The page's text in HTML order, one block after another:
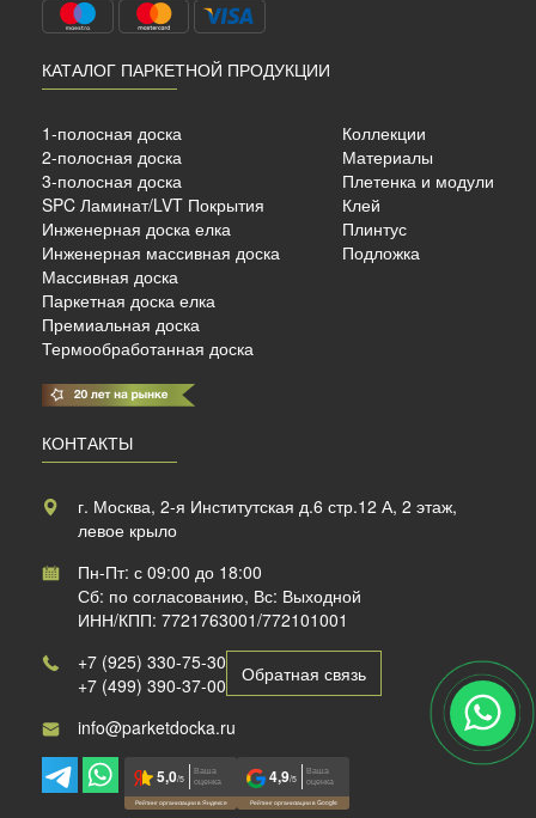
м²
КАТАЛОГ ПАРКЕТНОЙ ПРОДУКЦИИ
1-полосная доска
2-полосная доска
3-полосная доска
SPC Ламинат/LVT Покрытия
Инженерная доска елка
Инженерная массивная доска
Массивная доска
Паркетная доска елка
Премиальная доска
Термообработанная доска
Коллекции
Материалы
Плетенка и модули
Клей
Плинтус
Подложка
КОНТАКТЫ
г. Москва, 2-я Институтская д.6 стр.12 А, 2 этаж,
левое крыло
Пн-Пт: с 09:00 до 18:00
Сб: по согласованию, Вс: Выходной
ИНН/КПП: 7721763001/772101001
+7 (925) 330-75-30
+7 (499) 390-37-00
Обратная связь
info@parketdocka.ru
5,0/5
Ваша
оценка
Рейтинг организации в Яндексе
4,9/5
Ваша
оценка
Рейтинг организации в Google